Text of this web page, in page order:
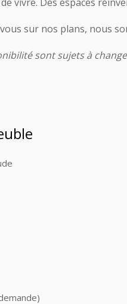
sur nos plans, nous
sont sujets à